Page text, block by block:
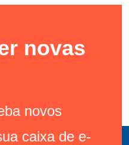
novas
novos
caixa de e-